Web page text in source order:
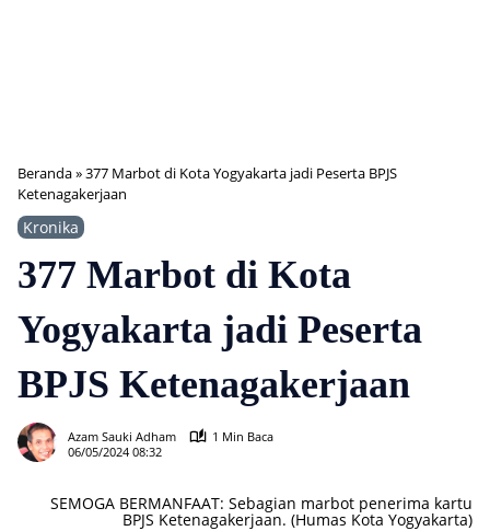
Beranda»377 Marbot di Kota Yogyakarta jadi Peserta BPJS
Ketenagakerjaan
Kronika
377 Marbot di Kota
Yogyakarta jadi Peserta
BPJS Ketenagakerjaan
Azam Sauki Adham
1 Min Baca
06/05/2024 08:32
SEMOGA BERMANFAAT: Sebagian marbot penerima kartu
BPJS Ketenagakerjaan. (Humas Kota Yogyakarta)